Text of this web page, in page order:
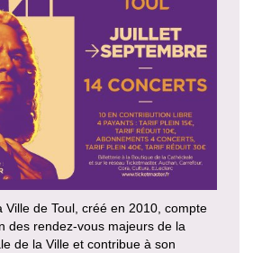
Ville de Toul, créé en 2010, compte
des rendez-vous majeurs de la
de la Ville et contribue à son